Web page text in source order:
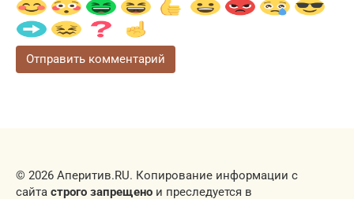
© 2026 Аперитив.RU. Копирование информации с
сайта строго запрещено и преследуется в